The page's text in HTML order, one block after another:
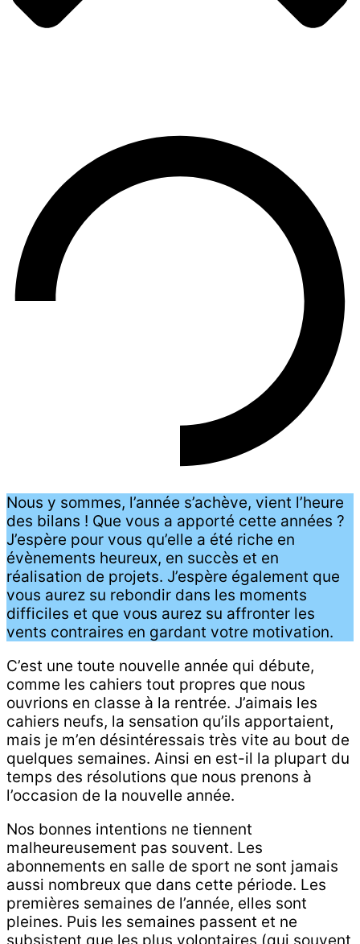
Nous y sommes, l’année s’achève, vient l’heure
des bilans ! Que vous a apporté cette années ?
J’espère pour vous qu’elle a été riche en
évènements heureux, en succès et en
réalisation de projets. J’espère également que
vous aurez su rebondir dans les moments
difficiles et que vous aurez su affronter les
vents contraires en gardant votre motivation.
C’est une toute nouvelle année qui débute,
comme les cahiers tout propres que nous
ouvrions en classe à la rentrée. J’aimais les
cahiers neufs, la sensation qu’ils apportaient,
mais je m’en désintéressais très vite au bout de
quelques semaines. Ainsi en est-il la plupart du
temps des résolutions que nous prenons à
l’occasion de la nouvelle année.
Nos bonnes intentions ne tiennent
malheureusement pas souvent. Les
abonnements en salle de sport ne sont jamais
aussi nombreux que dans cette période. Les
premières semaines de l’année, elles sont
pleines. Puis les semaines passent et ne